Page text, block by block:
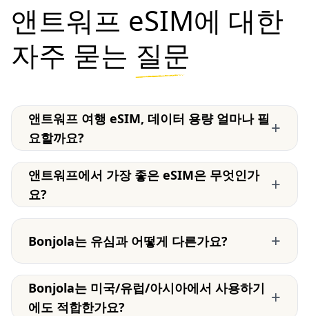
앤트워프 eSIM에 대한
자주 묻는 질문
앤트워프 여행 eSIM, 데이터 용량 얼마나 필
요할까요?
+
앤트워프에서 가장 좋은 eSIM은 무엇인가
요?
+
Bonjola는 유심과 어떻게 다른가요? +
Bonjola는 미국/유럽/아시아에서 사용하기
에도 적합한가요?
+